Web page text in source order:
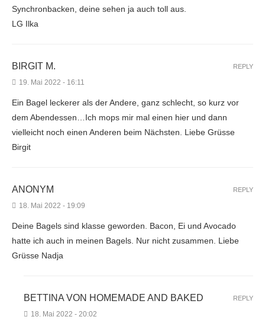
Synchronbacken, deine sehen ja auch toll aus.
LG Ilka
BIRGIT M.
19. Mai 2022 - 16:11
Ein Bagel leckerer als der Andere, ganz schlecht, so kurz vor
dem Abendessen…Ich mops mir mal einen hier und dann
vielleicht noch einen Anderen beim Nächsten. Liebe Grüsse
Birgit
REPLY
ANONYM
18. Mai 2022 - 19:09
Deine Bagels sind klasse geworden. Bacon, Ei und Avocado
hatte ich auch in meinen Bagels. Nur nicht zusammen. Liebe
Grüsse Nadja
REPLY
BETTINA VON HOMEMADE AND BAKED
18. Mai 2022 - 20:02
REPLY